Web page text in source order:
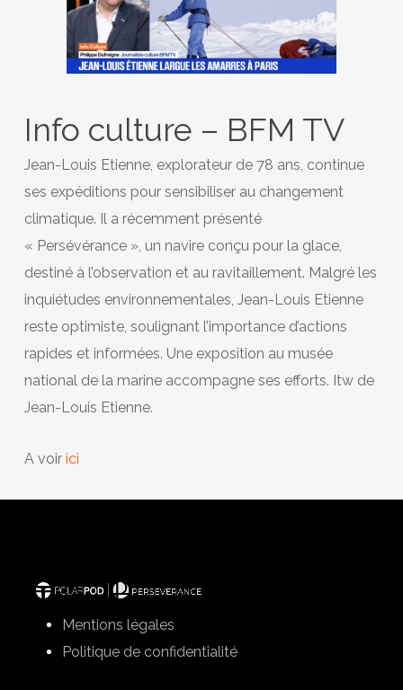
Info culture – BFM TV
Jean-Louis Etienne, explorateur de 78 ans, continue
ses expéditions pour sensibiliser au changement
climatique. Il a récemment présenté
« Persévérance », un navire conçu pour la glace,
destiné à l’observation et au ravitaillement. Malgré les
inquiétudes environnementales, Jean-Louis Etienne
reste optimiste, soulignant l’importance d’actions
rapides et informées. Une exposition au musée
national de la marine accompagne ses efforts. Itw de
Jean-Louis Etienne.
A voir ici
Mentions légales
Politique de confidentialité